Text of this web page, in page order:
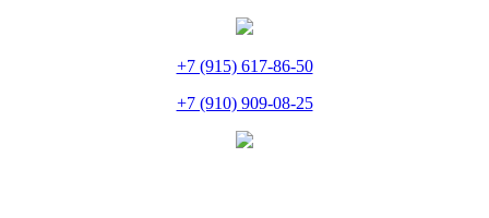
+7 (915) 617-86-50
+7 (910) 909-08-25